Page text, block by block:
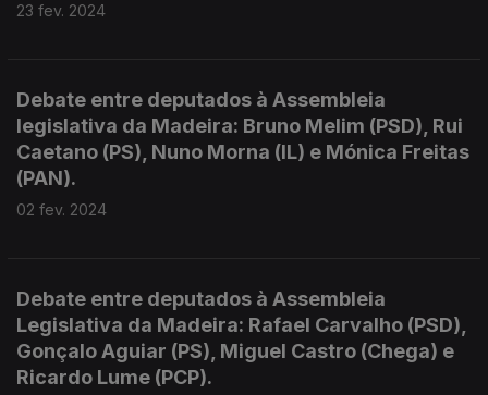
23 fev. 2024
Debate entre deputados à Assembleia
legislativa da Madeira: Bruno Melim (PSD), Rui
Caetano (PS), Nuno Morna (IL) e Mónica Freitas
(PAN).
02 fev. 2024
Debate entre deputados à Assembleia
Legislativa da Madeira: Rafael Carvalho (PSD),
Gonçalo Aguiar (PS), Miguel Castro (Chega) e
Ricardo Lume (PCP).